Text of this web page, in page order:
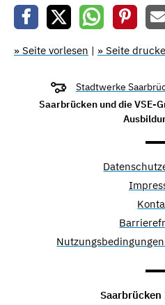
» Seite vorlesen | » Seite
Stadtwerke
Saarbrücken und die VSE-